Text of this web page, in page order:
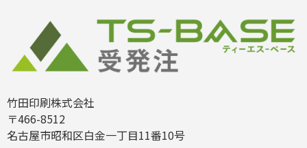
竹田印刷株式会社
〒466-8512
名古屋市昭和区白金一丁目11番10号